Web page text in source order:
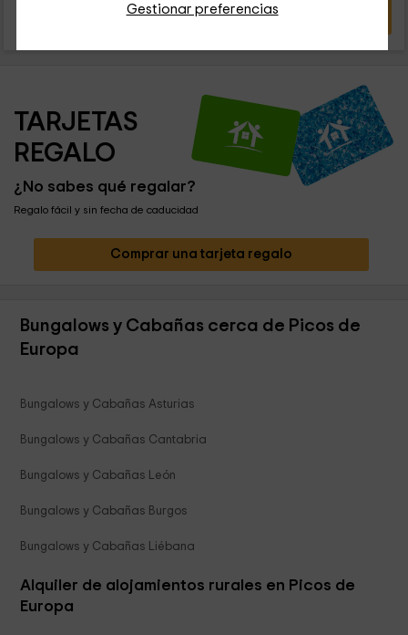
Gestionar preferencias
VER OFERTA
TARJETAS
REGALO
¿No sabes qué regalar?
Regalo fácil y sin fecha de caducidad
Comprar una tarjeta regalo
Bungalows y Cabañas cerca de Picos de
Europa
Bungalows y Cabañas Asturias
Bungalows y Cabañas Cantabria
Bungalows y Cabañas León
Bungalows y Cabañas Burgos
Bungalows y Cabañas Liébana
Alquiler de alojamientos rurales en Picos de
Europa